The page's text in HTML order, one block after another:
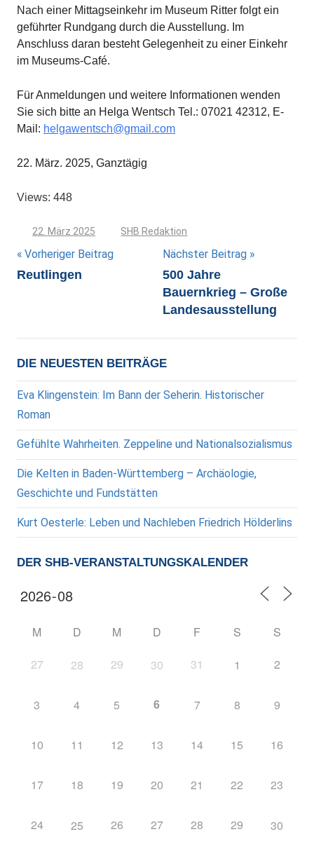
Nach einer Mittagseinkehr im Museum Ritter folgt ein
geführter Rundgang durch die Ausstellung. Im
Anschluss daran besteht Gelegenheit zu einer Einkehr
im Museums-Café.
Für Anmeldungen und weitere Informationen wenden
Sie sich bitte an Helga Wentsch Tel.: 07021 42312, E-
Mail: helgawentsch@gmail.com
22. März. 2025, Ganztägig
Views: 448
22. März 2025 SHB Redaktion
Beitragsnavigation
Vorheriger Beitrag
Reutlingen
Nächster Beitrag
500 Jahre
Bauernkrieg – Große
Landesausstellung
DIE NEUESTEN BEITRÄGE
Eva Klingenstein: Im Bann der Seherin. Historischer
Roman
Gefühlte Wahrheiten. Zeppeline und Nationalsozialismus
Die Kelten in Baden-Württemberg – Archäologie,
Geschichte und Fundstätten
Kurt Oesterle: Leben und Nachleben Friedrich Hölderlins
DER SHB-VERANSTALTUNGSKALENDER
M D M D F S S
27 28 29 30 31 1 2
3 4 5 6 7 8 9
10 11 12 13 14 15 16
17 18 19 20 21 22 23
24 25 26 27 28 29 30